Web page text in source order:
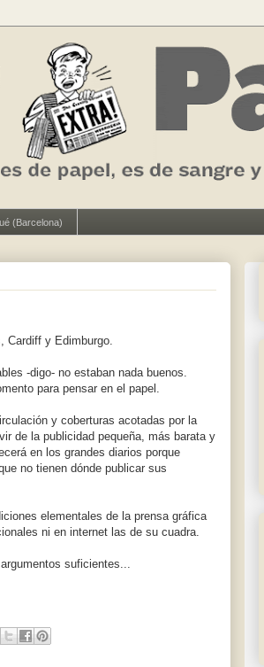
(Barcelona)
Cardiff y Edimburgo.
-digo- no estaban nada buenos.
para pensar en el papel.
y coberturas acotadas por la
de la publicidad pequeña, más barata y
en los grandes diarios porque
no tienen dónde publicar sus
elementales de la prensa gráfica
ni en internet las de su cuadra.
suficientes...